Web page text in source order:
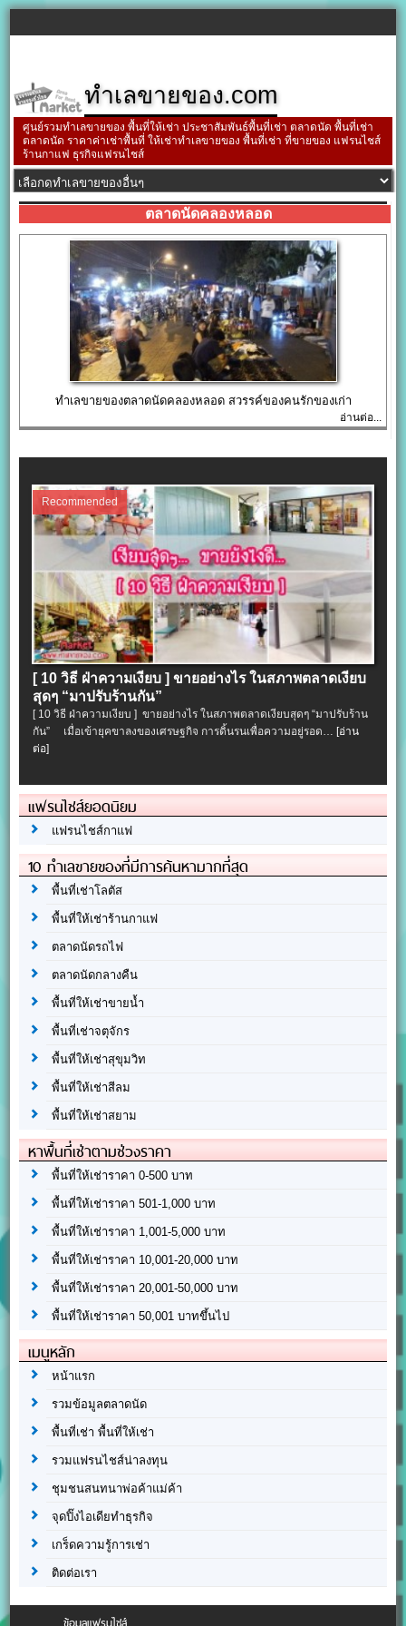
ทำเลขายของ.com
ศูนย์รวมทำเลขายของ พื้นที่ให้เช่า ประชาสัมพันธ์พื้นที่เช่า ตลาดนัด พื้นที่เช่า
ตลาดนัด ราคาค่าเช่าพื้นที่ ให้เช่าทำเลขายของ พื้นที่เช่า ที่ขายของ แฟรนไชส์
ร้านกาแฟ ธุรกิจแฟรนไชส์
ตลาดนัดคลองหลอด
ทำเลขายของตลาดนัดคลองหลอด สวรรค์ของคนรักของเก่า
อ่านต่อ...
Recommended
[ 10 วิธี ฝ่าความเงียบ ] ขายอย่างไร ในสภาพตลาดเงียบ
สุดๆ “มาปรับร้านกัน”
[ 10 วิธี ฝ่าความเงียบ ] ขายอย่างไร ในสภาพตลาดเงียบสุดๆ “มาปรับร้าน
กัน” เมื่อเข้ายุคขาลงของเศรษฐกิจ การดิ้นรนเพื่อความอยู่รอด…[อ่าน
ต่อ]
แฟรนไชส์ยอดนิยม
แฟรนไชส์กาแฟ
10 ทำเลขายของที่มีการค้นหามากที่สุด
พื้นที่เช่าโลตัส
พื้นที่ให้เช่าร้านกาแฟ
ตลาดนัดรถไฟ
ตลาดนัดกลางคืน
พื้นที่ให้เช่าขายน้ำ
พื้นที่เช่าจตุจักร
พื้นที่ให้เช่าสุขุมวิท
พื้นที่ให้เช่าสีลม
พื้นที่ให้เช่าสยาม
หาพื้นที่เช่าตามช่วงราคา
พื้นที่ให้เช่าราคา 0-500 บาท
พื้นที่ให้เช่าราคา 501-1,000 บาท
พื้นที่ให้เช่าราคา 1,001-5,000 บาท
พื้นที่ให้เช่าราคา 10,001-20,000 บาท
พื้นที่ให้เช่าราคา 20,001-50,000 บาท
พื้นที่ให้เช่าราคา 50,001 บาทขึ้นไป
เมนูหลัก
หน้าแรก
รวมข้อมูลตลาดนัด
พื้นที่เช่า พื้นที่ให้เช่า
รวมแฟรนไชส์น่าลงทุน
ชุมชนสนทนาพ่อค้าแม่ค้า
จุดปิ๊งไอเดียทำธุรกิจ
เกร็ดความรู้การเช่า
ติดต่อเรา